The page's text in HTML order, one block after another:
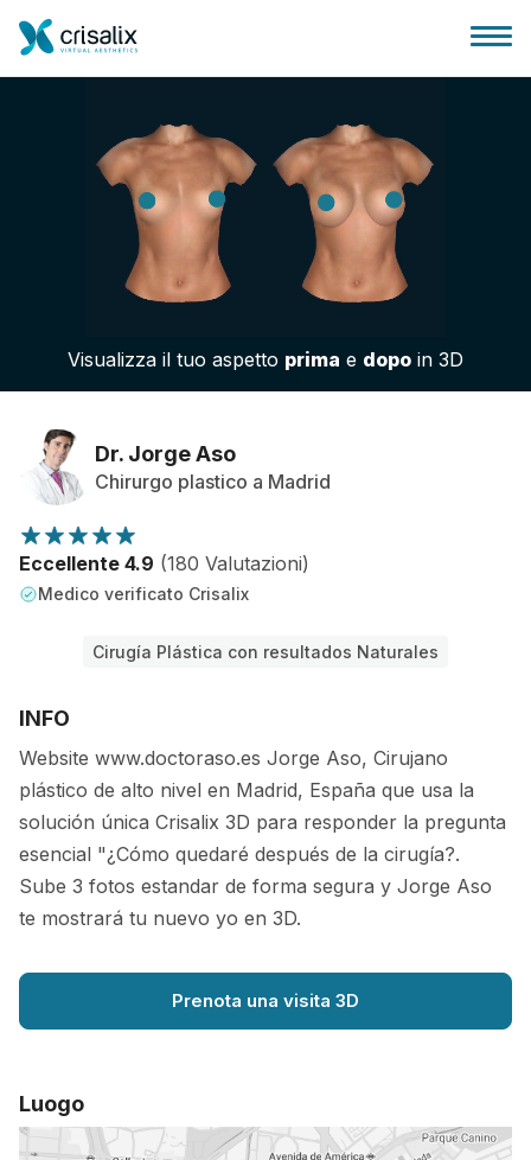
Accesso chirurghi
Piattaforma Business 3D
Piani
Recensioni dei pazienti
Visualizza il tuo aspetto prima e dopo in 3D
Dr. Jorge Aso
Chirurgo plastico a Madrid
Eccellente 4.9 (180 Valutazioni)
Medico verificato Crisalix
Cirugía Plástica con resultados Naturales
INFO
Website www.doctoraso.es Jorge Aso, Cirujano
plástico de alto nivel en Madrid, España que usa la
solución única Crisalix 3D para responder la pregunta
esencial "¿Cómo quedaré después de la cirugía?.
Sube 3 fotos estandar de forma segura y Jorge Aso
te mostrará tu nuevo yo en 3D.
Prenota una visita 3D
Luogo